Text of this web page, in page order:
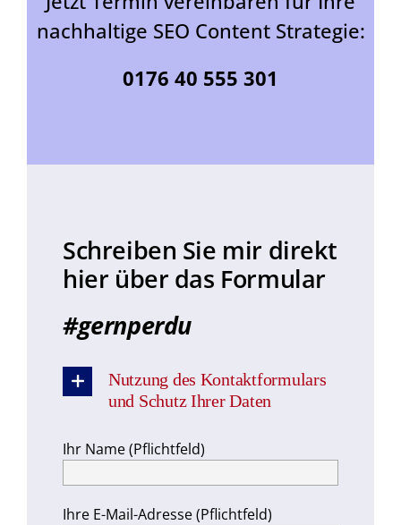
nachhaltige SEO Content Strategie:
0176 40 555 301
Schreiben Sie mir direkt
hier über das Formular
#gernperdu
Nutzung des Kontaktformulars
und Schutz Ihrer Daten
Ihr Name (Pflichtfeld)
Ihre E-Mail-Adresse (Pflichtfeld)